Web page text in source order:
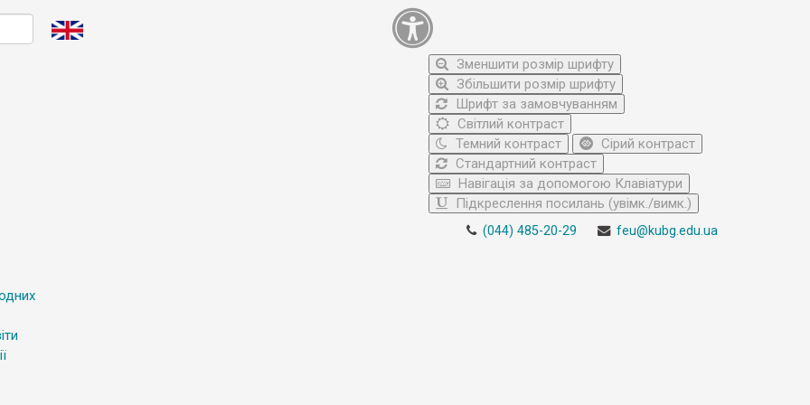
Зменшити розмір шрифту
Збільшити розмір шрифту
Шрифт за замовчуванням
Світлий контраст
Темний контраст
Сірий контраст
Стандартний контраст
Навігація за допомогою Клавіатури
Підкреслення посилань (увімк./вимк.)
(044) 485-20-29 feu@kubg.edu.ua